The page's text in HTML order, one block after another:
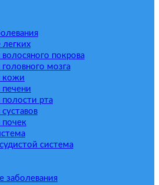
легких
покрова
мозга
кожи
печени
полости рта
почек
система
заболевания